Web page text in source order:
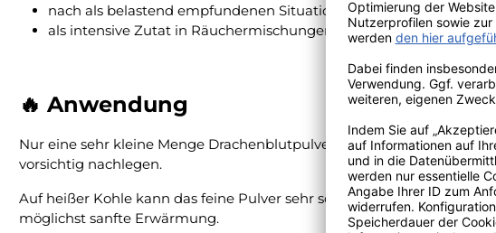
nach als belastend empfundenen Situationen
als intensive Zutat in Räuchermischungen
🔥 Anwendung
Nur eine sehr kleine Menge Drachenblutpulver auf glühende
vorsichtig nachlegen.
Auf heißer Kohle kann das feine Pulver sehr schnell und mit
möglichst sanfte Erwärmung.